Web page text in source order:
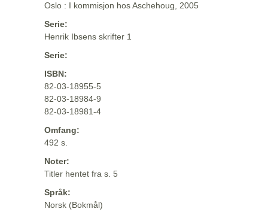
Oslo : I kommisjon hos Aschehoug, 2005
Serie:
Henrik Ibsens skrifter 1
Serie:
ISBN:
82-03-18955-5
82-03-18984-9
82-03-18981-4
Omfang:
492 s.
Noter:
Titler hentet fra s. 5
Språk:
Norsk (Bokmål)